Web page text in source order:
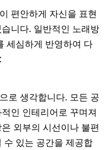
편안하게 자신을 표현
니다. 일반적인 노래방
세심하게 반영하여 다
로 생각합니다. 모든 공
인 인테리어로 꾸며져
외부의 시선이나 불편
수 있는 공간을 제공합